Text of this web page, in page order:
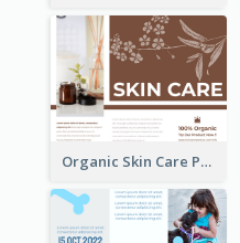
Organic Skin Care Product Brochure With Details